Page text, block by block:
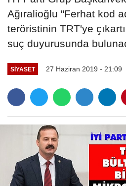
Ağıralioğlu "Ferhat kod
teröristinin TRT'ye
suç duyurusunda
SIYASET 27 Haziran 2019 - 21:09